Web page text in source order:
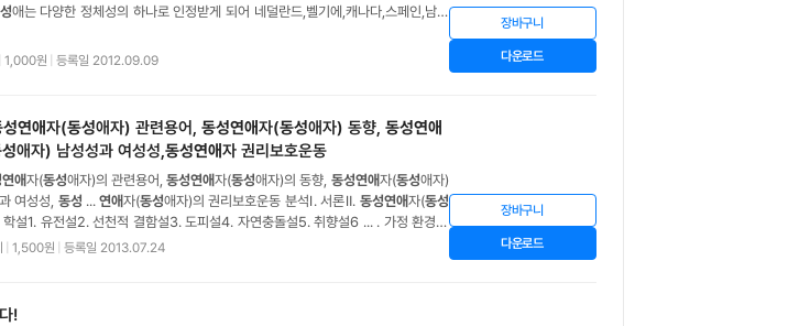
애는 다양한 정체성의 하나로 인정받게 되어 네덜란드,벨기에,캐나다,스페인,남아
는 것은 개인의 자유이고 그것
1,000원 등록일 2012.09.09
장바구니
다운로드
연애자(동성애자) 관련용어, 동성연애자(동성애자) 동향, 동성연애
애자) 남성성과 여성성,동성연애자 권리보호운동
애자(동성애자)의 관련용어, 동성연애자(동성애자)의 동향, 동성연애자(동성애자)
여성성, 동성 ... 연애자(동성애자)의 권리보호운동 분석Ⅰ. 서론Ⅱ. 동성연애자(동성
학설1. 유전설2. 선천적 결함설3. 도피설4. 자연충돌설5. 취향설6 ... . 가정 환경설
영향설11. 무매력설12. 유혹설Ⅳ.
1,500원 등록일 2013.07.24
장바구니
다운로드
!